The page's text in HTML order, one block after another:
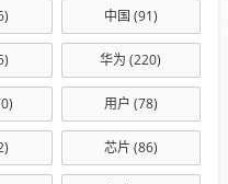
中国 (91)
华为 (220)
用户 (78)
芯片 (86)